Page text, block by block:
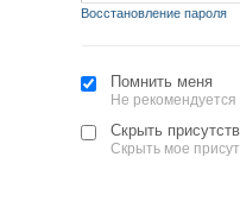
Восстановление пароля
Помнить меня
Не
Скрыть
Скрыть мое